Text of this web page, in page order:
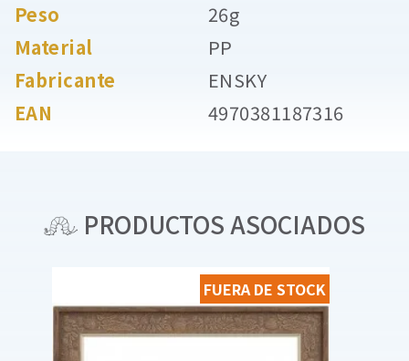
Peso
26g
Material
PP
Fabricante
ENSKY
EAN
4970381187316
PRODUCTOS ASOCIADOS
FUERA DE STOCK